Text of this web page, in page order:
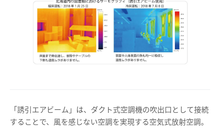
「誘引エアビーム」は、ダクト式空調機の吹出口として接続
することで、風を感じない空調を実現する空気式放射空調。